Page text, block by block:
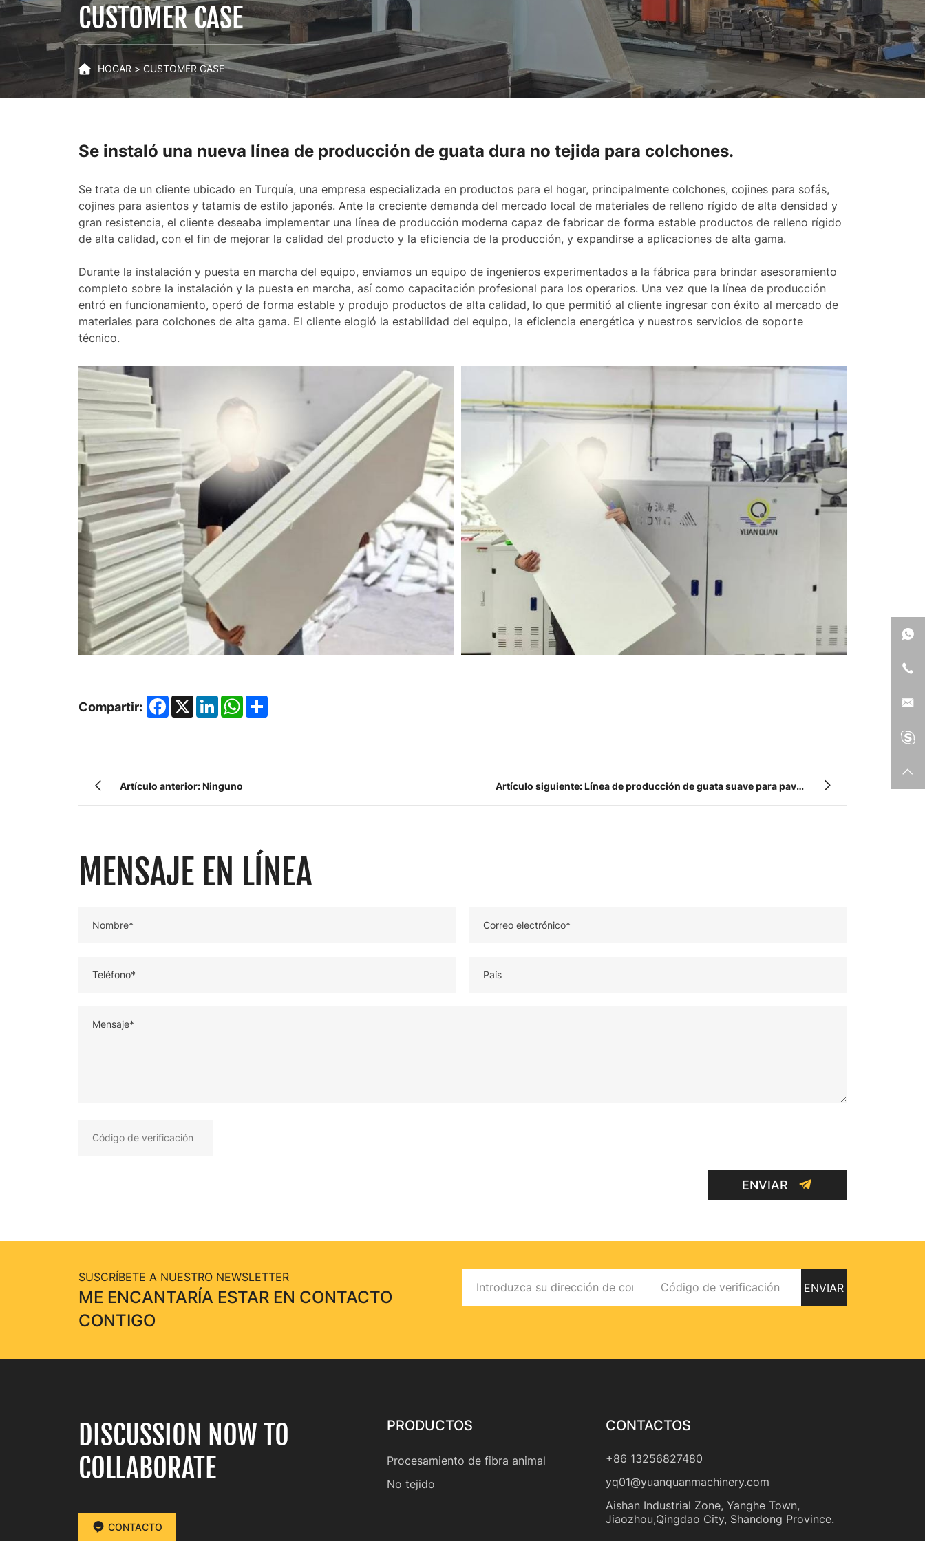
no
tejida
para
colchones.
CUSTOMER CASE
HOGAR CUSTOMER CASE
Se instaló una nueva línea de producción de guata dura no tejida para colchones.
Se trata de un cliente ubicado en Turquía, una empresa especializada en productos para el hogar, principalmente colchones, cojines para sofás,
cojines para asientos y tatamis de estilo japonés. Ante la creciente demanda del mercado local de materiales de relleno rígido de alta densidad y
gran resistencia, el cliente deseaba implementar una línea de producción moderna capaz de fabricar de forma estable productos de relleno rígido
de alta calidad, con el fin de mejorar la calidad del producto y la eficiencia de la producción, y expandirse a aplicaciones de alta gama.
Durante la instalación y puesta en marcha del equipo, enviamos un equipo de ingenieros experimentados a la fábrica para brindar asesoramiento
completo sobre la instalación y la puesta en marcha, así como capacitación profesional para los operarios. Una vez que la línea de producción
entró en funcionamiento, operó de forma estable y produjo productos de alta calidad, lo que permitió al cliente ingresar con éxito al mercado de
materiales para colchones de alta gama. El cliente elogió la estabilidad del equipo, la eficiencia energética y nuestros servicios de soporte
técnico.
Compartir: Facebook
X LinkedInWhatsApp
Artículo anterior: Ninguno
Artículo siguiente: Línea de producción de guata suave para pavo:
MENSAJE EN LÍNEA
Nombre* Correo electrónico*
Teléfono* País
Mensaje*
ENVIAR
SUSCRÍBETE A NUESTRO NEWSLETTER
ME ENCANTARÍA ESTAR EN CONTACTO
CONTIGO
ENVIAR
DISCUSSION NOW TO
COLLABORATE
CONTACTO
PRODUCTOS
Procesamiento de fibra animal
No tejido
CONTACTOS
+86 13256827480
yq01@yuanquanmachinery.com
Aishan Industrial Zone, Yanghe Town,
Jiaozhou,Qingdao City, Shandong Province.